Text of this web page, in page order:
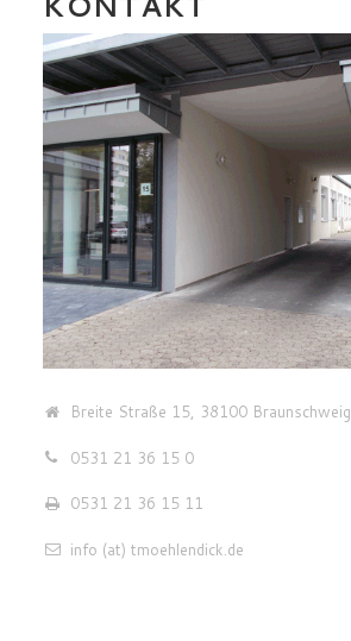
Breite Straße 15, 38100 Braunschweig
0531 21 36 15 0
0531 21 36 15 11
info (at) tmoehlendick.de